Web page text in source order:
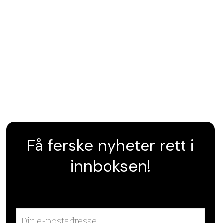
Få ferske nyheter rett i
innboksen!